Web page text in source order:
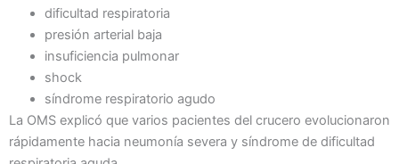
dificultad respiratoria
presión arterial baja
insuficiencia pulmonar
shock
síndrome respiratorio agudo
La OMS explicó que varios pacientes del crucero evolucionaron
rápidamente hacia neumonía severa y síndrome de dificultad